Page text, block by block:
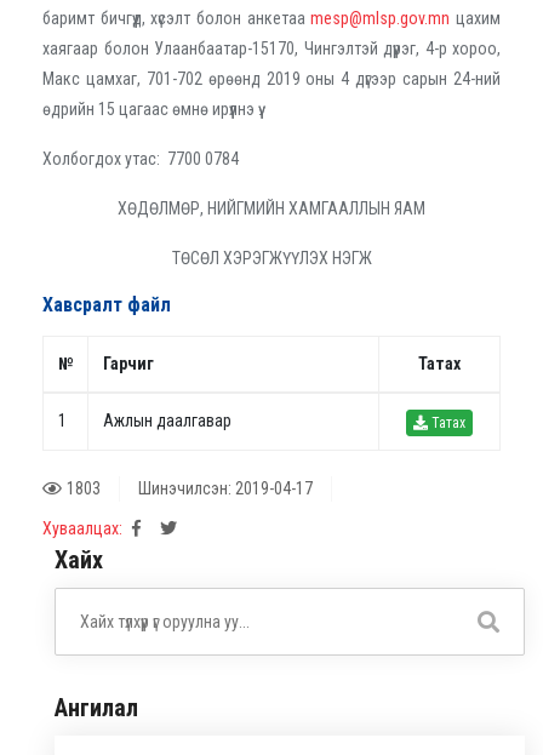
баримт бичгүүд, хүсэлт болон анкетааmesp@mlsp.gov.mn цахим
хаягаар болон Улаанбаатар-15170, Чингэлтэй дүүрэг, 4-р хороо,
Макс цамхаг, 701-702 өрөөнд 2019 оны 4 дүгээр сарын 24-ний
өдрийн 15 цагаас өмнө ирүүлнэ үү.
Холбогдох утас: 7700 0784
ХӨДӨЛМӨР, НИЙГМИЙН ХАМГААЛЛЫН ЯАМ
ТӨСӨЛ ХЭРЭГЖҮҮЛЭХ НЭГЖ
Хавсралт файл
№ Гарчиг Татах
1 Ажлын даалгавар Татах
1803 Шинэчилсэн: 2019-04-17
Хуваалцах:
Хайх
Ангилал